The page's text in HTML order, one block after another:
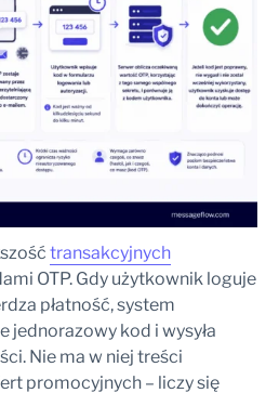
transakcyjnych
OTP. Gdy użytkownik loguje
płatność, system
jednorazowy kod i wysyła
Nie ma w niej treści
promocyjnych – liczy się